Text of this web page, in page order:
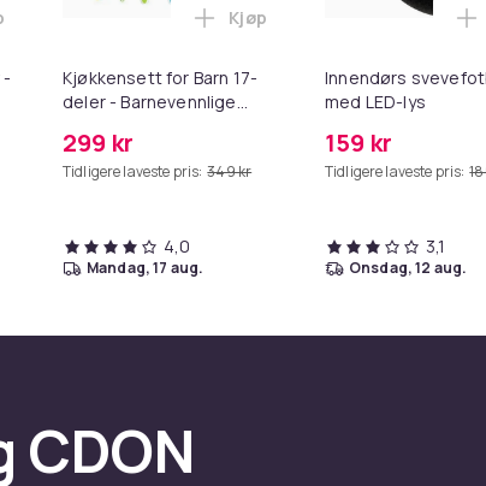
Knivsett for Barn 6-deler - Barnevennlige kniver i
Kjøkkensett for Barn 17-
deler - Barnevennlige
299 kr
Tidligere laveste pris: 349 kr
Legg Kjøkkensett for Barn
Kjøp
4,0
mandag, 17 aug.
Innendørs
med LED-lys
159 kr
Tidligere laveste pris:
3,1
onsdag, 12 aug.
CDON